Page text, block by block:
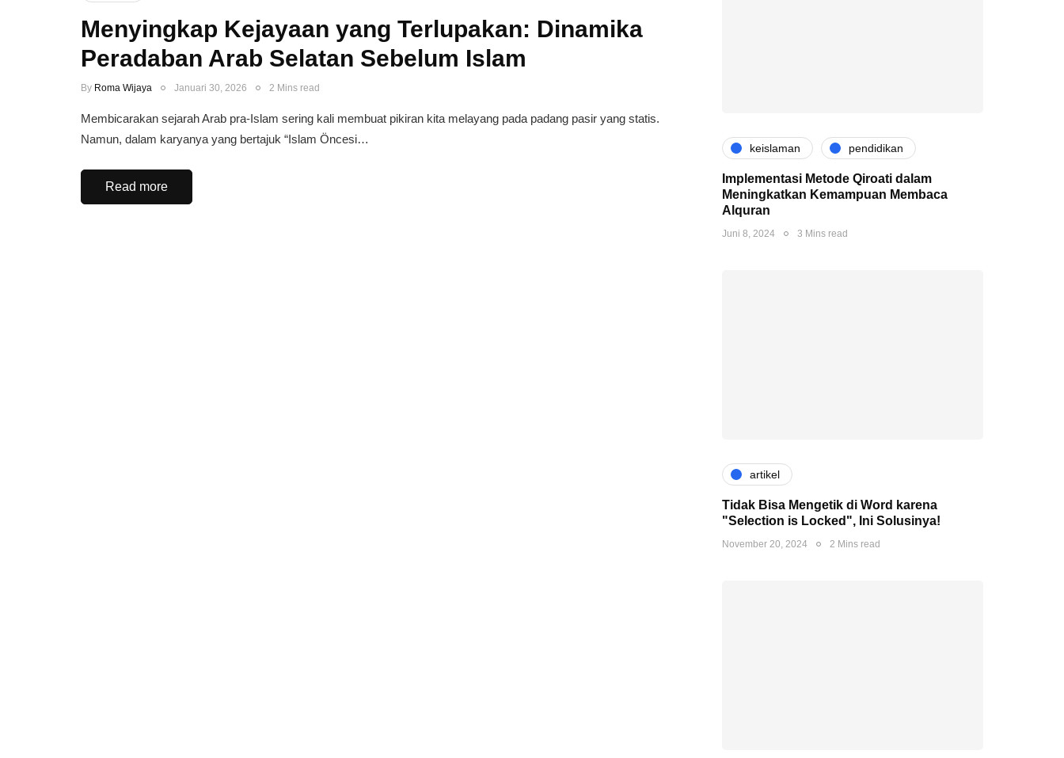
Menyingkap Kejayaan yang Terlupakan: Dinamika
Peradaban Arab Selatan Sebelum Islam
By Roma Wijaya Januari 30, 2026 2 Mins read
Membicarakan sejarah Arab pra-Islam sering kali membuat pikiran kita melayang pada padang pasir yang statis.
Namun, dalam karyanya yang bertajuk “Islam Öncesi…
Read more
keislaman pendidikan
Implementasi Metode Qiroati dalam
Meningkatkan Kemampuan Membaca
Alquran
Juni 8, 2024 3 Mins read
artikel
Tidak Bisa Mengetik di Word karena
"Selection is Locked", Ini Solusinya!
November 20, 2024 2 Mins read